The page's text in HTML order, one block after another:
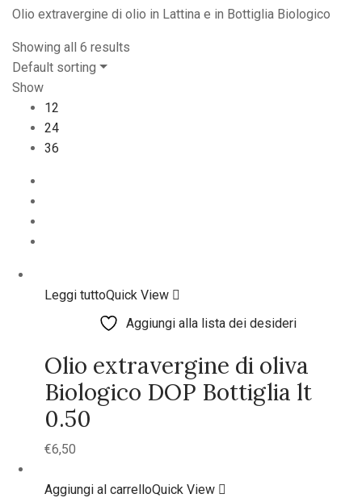
Olio extravergine di olio in Lattina e in Bottiglia Biologico
Showing all 6 results
Default sorting
Show
12
24
36
Leggi tuttoQuick View
Aggiungi alla lista dei desideri
Olio extravergine di oliva
Biologico DOP Bottiglia lt
0.50
€6,50
Aggiungi al carrelloQuick View